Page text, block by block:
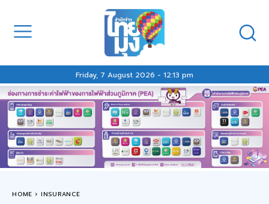
Friday, 7 August 2026 - 12:13 pm
HOME INSURANCE